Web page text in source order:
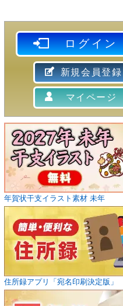
ログイン
新規会員登録
マイページ
年賀状干支イラスト素材 未年
住所録アプリ「宛名印刷決定版」